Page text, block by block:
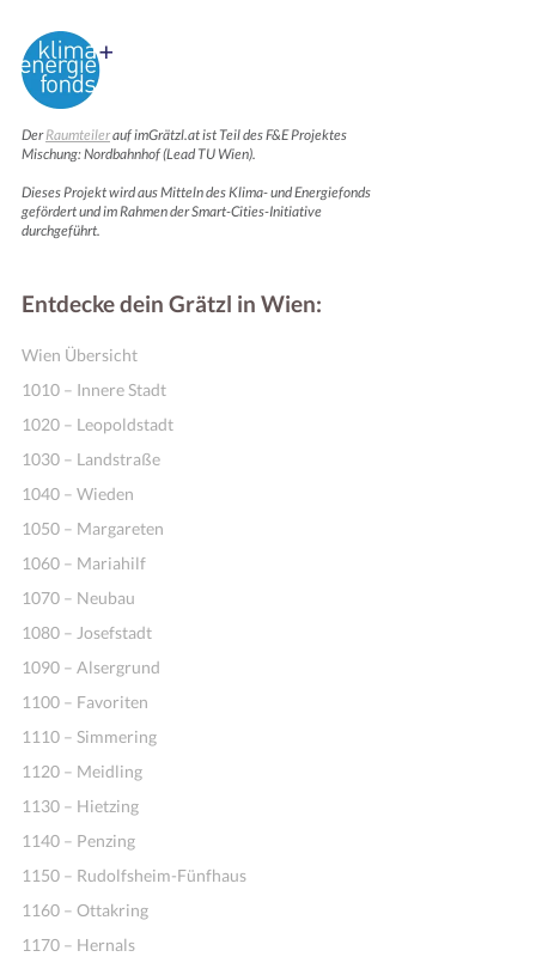
DerRaumteilerauf imGrätzl.at ist Teil des F&E Projektes
Mischung: Nordbahnhof (Lead TU Wien).
Dieses Projekt wird aus Mitteln des Klima- und Energiefonds
gefördert und im Rahmen der Smart-Cities-Initiative
durchgeführt.
Entdecke dein Grätzl in Wien:
Wien Übersicht
1010 – Innere Stadt
1020 – Leopoldstadt
1030 – Landstraße
1040 – Wieden
1050 – Margareten
1060 – Mariahilf
1070 – Neubau
1080 – Josefstadt
1090 – Alsergrund
1100 – Favoriten
1110 – Simmering
1120 – Meidling
1130 – Hietzing
1140 – Penzing
1150 – Rudolfsheim-Fünfhaus
1160 – Ottakring
1170 – Hernals